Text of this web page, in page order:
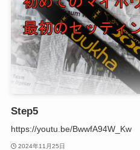
Step5
https://youtu.be/BwwfA94W_Kw
2024年11月25日